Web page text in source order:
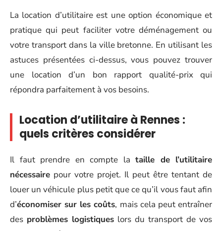
La location d’utilitaire est une option économique et
pratique qui peut faciliter votre déménagement ou
votre transport dans la ville bretonne. En utilisant les
astuces présentées ci-dessus, vous pouvez trouver
une location d’un bon rapport qualité-prix qui
répondra parfaitement à vos besoins.
Location d’utilitaire à Rennes :
quels critères considérer
Il faut prendre en compte la taille de l’utilitaire
nécessaire pour votre projet. Il peut être tentant de
louer un véhicule plus petit que ce qu’il vous faut afin
d’économiser sur les coûts, mais cela peut entraîner
des problèmes logistiques lors du transport de vos